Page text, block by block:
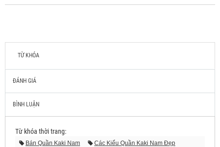
TỪ KHÓA
ĐÁNH GIÁ
BÌNH LUẬN
Từ khóa thời trang:
Bán Quần Kaki Nam
Các Kiểu Quần Kaki Nam Đẹp